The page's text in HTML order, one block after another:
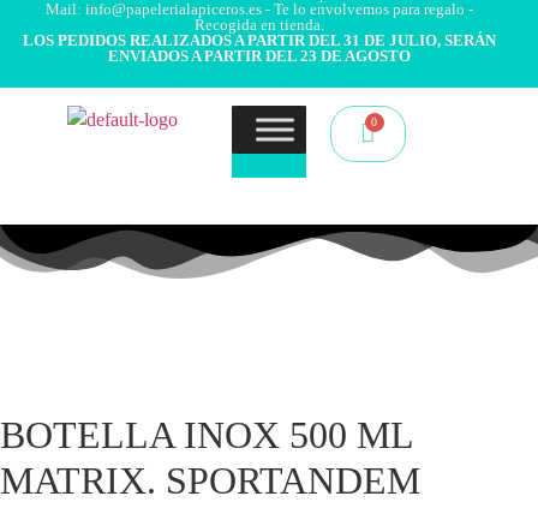
Mail: info@papelerialapiceros.es - Te lo envolvemos para regalo -
Recogida en tienda.
LOS PEDIDOS REALIZADOS A PARTIR DEL 31 DE JULIO, SERÁN
ENVIADOS A PARTIR DEL 23 DE AGOSTO
BOTELLA INOX 500 ML
MATRIX. SPORTANDEM